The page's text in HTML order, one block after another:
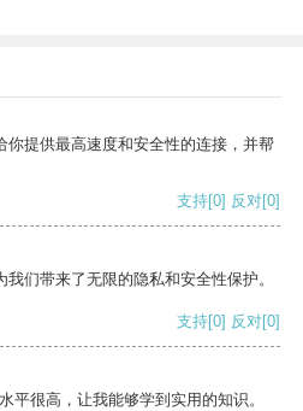
提供最高速度和安全性的连接，并帮
支持[0] 反对[0]
们带来了无限的隐私和安全性保护。
支持[0] 反对[0]
平很高，让我能够学到实用的知识。